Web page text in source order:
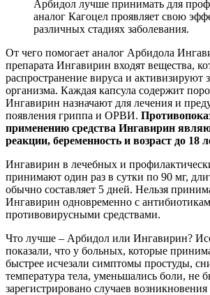
Арбидол лучше принимать для
аналог Кагоцел проявляет свою
различных стадиях заболевания.
От чего помогает аналог Арбидола
препарата Ингавирин входят вещества,
распространение вируса и
организма. Каждая капсула содержит
Ингавирин назначают для лечения и
появления гриппа и ОРВИ.
применению средства Ингавирин
реакции, беременность и возраст до 18
Ингавирин в лечебных и
принимают один раз в сутки по 90 мг,
обычно составляет 5 дней. Нельзя
Ингавирин одновременно с
противовирусными средствами.
Что лучше – Арбидол или Ингавирин?
показали, что у больных, которые
быстрее исчезали симптомы простуды,
температура тела, уменьшались боли, не
зарегистрировано случаев